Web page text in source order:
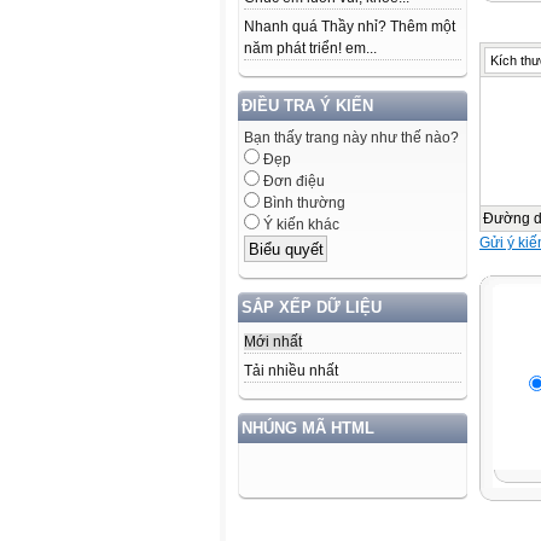
Nhanh quá Thầy nhỉ? Thêm một
năm phát triển! em...
ĐIỀU TRA Ý KIẾN
Bạn thấy trang này như thế nào?
Đẹp
Đơn điệu
Bình thường
Ý kiến khác
SẮP XẾP DỮ LIỆU
Mới nhất
Tải nhiều nhất
NHÚNG MÃ HTML
vua
Vua
cho
thành
"kép"
hát
Ba
bản
khi
Kích
Đường
Gửi ý